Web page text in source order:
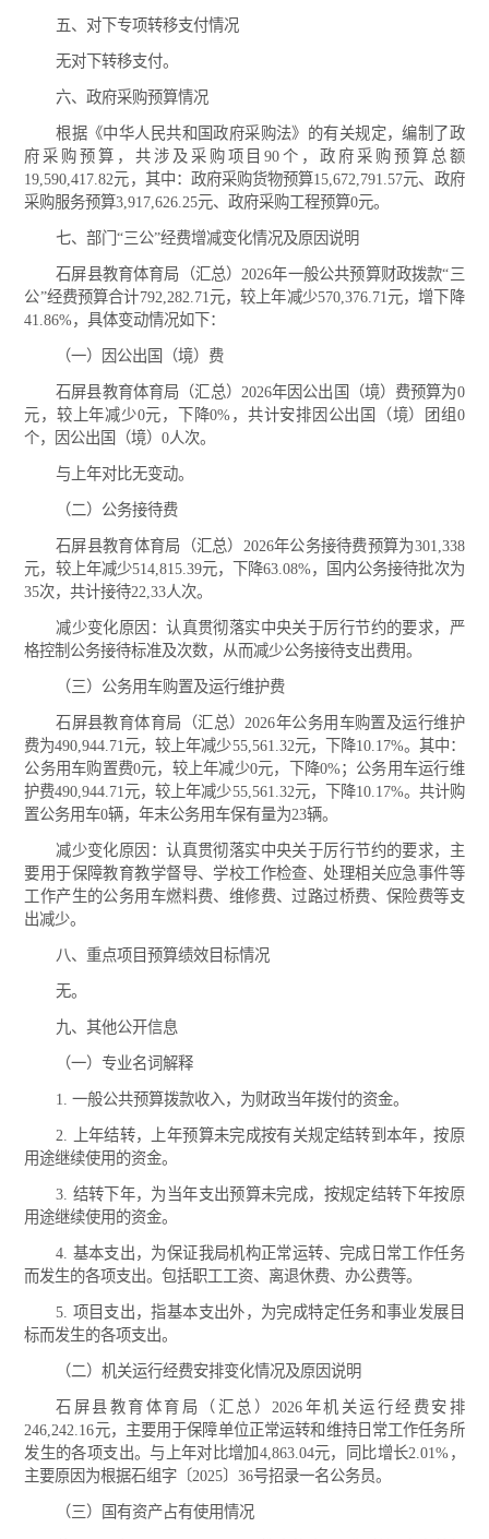
五、对下专项转移支付情况
无对下转移支付。
六、政府采购预算情况
根据《中华人民共和国政府采购法》的有关规定，编制了政
府采购预算，共涉及采购项目90个，政府采购预算总额
19,590,417.82元，其中：政府采购货物预算15,672,791.57元、政府
采购服务预算3,917,626.25元、政府采购工程预算0元。
七、部门“三公”经费增减变化情况及原因说明
石屏县教育体育局（汇总）2026年一般公共预算财政拨款“三
公”经费预算合计792,282.71元，较上年减少570,376.71元，增下降
41.86%，具体变动情况如下：
（一）因公出国（境）费
石屏县教育体育局（汇总）2026年因公出国（境）费预算为0
元，较上年减少0元，下降0%，共计安排因公出国（境）团组0
个，因公出国（境）0人次。
与上年对比无变动。
（二）公务接待费
石屏县教育体育局（汇总）2026年公务接待费预算为301,338
元，较上年减少514,815.39元，下降63.08%，国内公务接待批次为
35次，共计接待22,33人次。
减少变化原因：认真贯彻落实中央关于厉行节约的要求，严
格控制公务接待标准及次数，从而减少公务接待支出费用。
（三）公务用车购置及运行维护费
石屏县教育体育局（汇总）2026年公务用车购置及运行维护
费为490,944.71元，较上年减少55,561.32元，下降10.17%。其中：
公务用车购置费0元，较上年减少0元，下降0%；公务用车运行维
护费490,944.71元，较上年减少55,561.32元，下降10.17%。共计购
置公务用车0辆，年末公务用车保有量为23辆。
减少变化原因：认真贯彻落实中央关于厉行节约的要求，主
要用于保障教育教学督导、学校工作检查、处理相关应急事件等
工作产生的公务用车燃料费、维修费、过路过桥费、保险费等支
出减少。
八、重点项目预算绩效目标情况
无。
九、其他公开信息
（一）专业名词解释
1. 一般公共预算拨款收入，为财政当年拨付的资金。
2. 上年结转，上年预算未完成按有关规定结转到本年，按原
用途继续使用的资金。
3. 结转下年，为当年支出预算未完成，按规定结转下年按原
用途继续使用的资金。
4. 基本支出，为保证我局机构正常运转、完成日常工作任务
而发生的各项支出。包括职工工资、离退休费、办公费等。
5. 项目支出，指基本支出外，为完成特定任务和事业发展目
标而发生的各项支出。
（二）机关运行经费安排变化情况及原因说明
石屏县教育体育局（汇总）2026年机关运行经费安排
246,242.16元，主要用于保障单位正常运转和维持日常工作任务所
发生的各项支出。与上年对比增加4,863.04元，同比增长2.01%，
主要原因为根据石组字〔2025〕36号招录一名公务员。
（三）国有资产占有使用情况